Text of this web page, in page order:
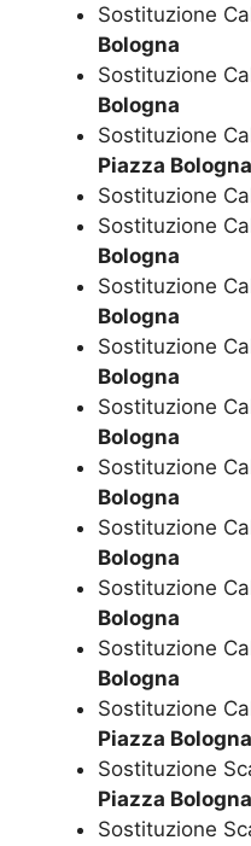
Sostituzione
Bologna
Sostituzione
Bologna
Sostituzione
Piazza Bologna
Sostituzione
Sostituzione
Bologna
Sostituzione
Bologna
Sostituzione
Bologna
Sostituzione
Bologna
Sostituzione
Bologna
Sostituzione
Bologna
Sostituzione
Bologna
Sostituzione
Bologna
Sostituzione
Piazza Bologna
Sostituzione
Piazza Bologna
Sostituzione